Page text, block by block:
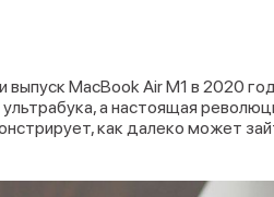
выпуск MacBook Air M1 в 2020
а настоящая
как далеко может